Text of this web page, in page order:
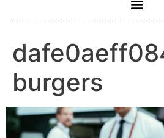
burgers